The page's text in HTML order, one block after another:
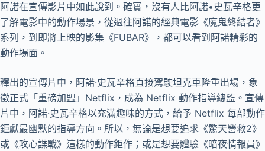
阿諾在宣傳影片中如此說到。確實，沒有人比阿諾•史瓦辛格更
了解電影中的動作場景，從過往阿諾的經典電影《魔鬼終結者》
系列，到即將上映的影集《FUBAR》，都可以看到阿諾精彩的
動作場面。
釋出的宣傳片中，阿諾·史瓦辛格直接駕駛坦克車隆重出場，象
徵正式「重磅加盟」Netflix，成為 Netflix 動作指導總監。宣傳
片中，阿諾·史瓦辛格以充滿趣味的方式，給予 Netflix 每部動作
鉅獻最幽默的指導方向。所以，無論是想要追求《驚天營救2》
或《攻心諜戰》這樣的動作鉅作；或是想要體驗《暗夜情報員》